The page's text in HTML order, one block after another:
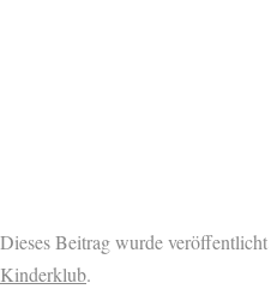
Dieses Beitrag wurde
Kinderklub.